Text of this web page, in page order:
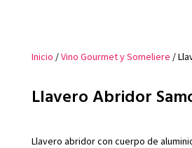
Inicio /Vino Gourmet y Someliere /
Llavero Abridor
Llavero abridor con cuerpo de